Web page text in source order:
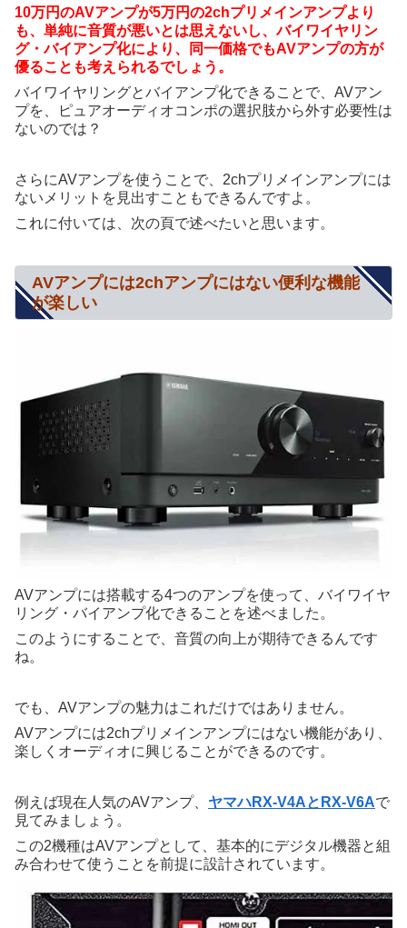
10万円のAVアンプが5万円の2chプリメインアンプより
も、単純に音質が悪いとは思えないし、バイワイヤリン
グ・バイアンプ化により、同一価格でもAVアンプの方が
優ることも考えられるでしょう。
バイワイヤリングとバイアンプ化できることで、AVアン
プを、ピュアオーディオコンポの選択肢から外す必要性は
ないのでは？
さらにAVアンプを使うことで、2chプリメインアンプには
ないメリットを見出すこともできるんですよ。
これに付いては、次の頁で述べたいと思います。
AVアンプには2chアンプにはない便利な機能
が楽しい
AVアンプには搭載する4つのアンプを使って、バイワイヤ
リング・バイアンプ化できることを述べました。
このようにすることで、音質の向上が期待できるんです
ね。
でも、AVアンプの魅力はこれだけではありません。
AVアンプには2chプリメインアンプにはない機能があり、
楽しくオーディオに興じることができるのです。
例えば現在人気のAVアンプ、 ヤマハRX-V4AとRX-V6Aで
見てみましょう。
この2機種はAVアンプとして、基本的にデジタル機器と組
み合わせて使うことを前提に設計されています。